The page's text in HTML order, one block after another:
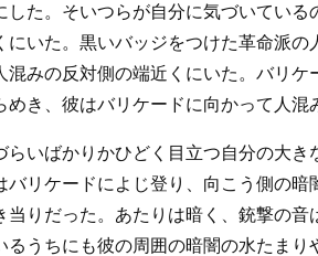
した。そいつらが自分に気づいてい
にいた。黒いバッジをつけた革命派
混みの反対側の端近くにいた。バリ
めき、彼はバリケードに向かって人
らいばかりかひどく目立つ自分の大
バリケードによじ登り、向こう側の
当りだった。あたりは暗く、銃撃の
るうちにも彼の周囲の暗闇の水たま